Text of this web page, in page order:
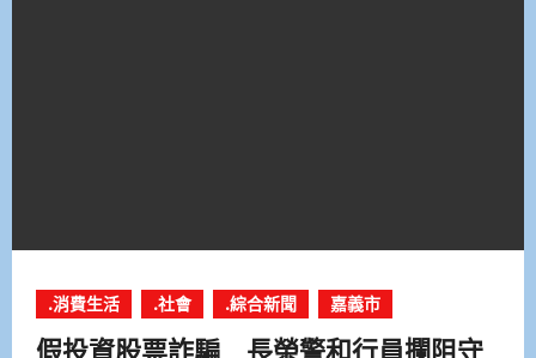
.消費生活 .社會 .綜合新聞 嘉義市
假投資股票詐騙 長榮警和行員攔阻守